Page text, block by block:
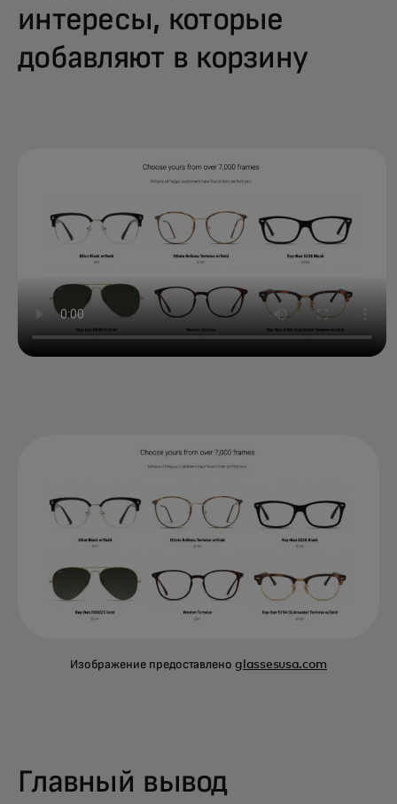
интересы, которые
добавляют в корзину
Изображение предоставленоglassesusa.com
Главный вывод